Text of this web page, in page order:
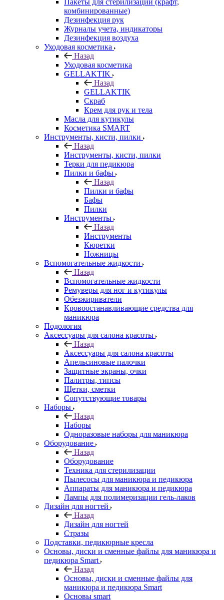
Пакеты для стерилизации (крафт,
комбинированные)
Дезинфекция рук
Журналы учета, индикаторы
Дезинфекция воздуха
Уходовая косметика
Назад
Уходовая косметика
GELLAKTIK
Назад
GELLAKTIK
Скраб
Крем для рук и тела
Масла для кутикулы
Косметика SMART
Инструменты, кисти, пилки
Назад
Инструменты, кисти, пилки
Терки для педикюра
Пилки и бафы
Назад
Пилки и бафы
Бафы
Пилки
Инструменты
Назад
Инструменты
Кюретки
Ножницы
Вспомогательные жидкости
Назад
Вспомогательные жидкости
Ремуверы для ног и кутикулы
Обезжириватели
Кровоостанавливающие средства для
маникюра
Подология
Аксессуары для салона красоты
Назад
Аксессуары для салона красоты
Апельсиновые палочки
Защитные экраны, очки
Палитры, типсы
Щетки, сметки
Сопутствующие товары
Наборы
Назад
Наборы
Одноразовые наборы для маникюра
Оборудование
Назад
Оборудование
Техника для стерилизации
Пылесосы для маникюра и педикюра
Аппараты для маникюра и педикюра
Лампы для полимеризации гель-лаков
Дизайн для ногтей
Назад
Дизайн для ногтей
Стразы
Подставки, педикюрные кресла
Основы, диски и сменные файлы для маникюра и
педикюра Smart
Назад
Основы, диски и сменные файлы для
маникюра и педикюра Smart
Основы smart